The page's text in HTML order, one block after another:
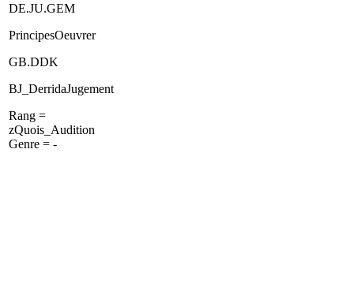
DE.JU.GEM
PrincipesOeuvrer
GB.DDK
BJ_DerridaJugement
Rang =
zQuois_Audition
Genre = -